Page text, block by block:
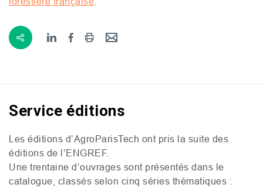
Service éditions
Les éditions d’AgroParisTech ont pris la suite des
éditions de l’ENGREF.
Une trentaine d’ouvrages sont présentés dans le
catalogue, classés selon cinq séries thématiques :